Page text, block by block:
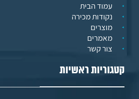
עמוד הבית
נקודות מכירה
מוצרים
מאמרים
צור קשר
קטגוריות ראשיות